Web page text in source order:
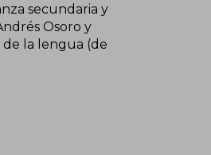
secundaria y
Osoro y
la lengua (de